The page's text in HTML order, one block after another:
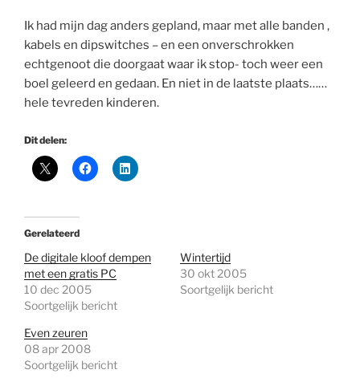
Ik had mijn dag anders gepland, maar met alle banden ,
kabels en dipswitches – en een onverschrokken
echtgenoot die doorgaat waar ik stop- toch weer een
boel geleerd en gedaan. En niet in de laatste plaats……
hele tevreden kinderen.
Dit delen:
Gerelateerd
De digitale kloof dempen
met een gratis PC
10 dec 2005
Soortgelijk bericht
Wintertijd
30 okt 2005
Soortgelijk bericht
Even zeuren
08 apr 2008
Soortgelijk bericht